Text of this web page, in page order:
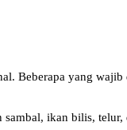
Beberapa yang wajib
ikan bilis, telur,